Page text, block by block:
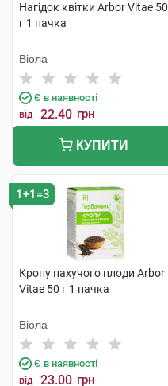
Нагідок квітки Arbor Vitae 50
г 1 пачка
Віола
Є в наявності
від 22.40 грн
КУПИТИ
1+1=3
Кропу пахучого плоди Arbor
Vitae 50 г 1 пачка
Віола
Є в наявності
від 23.00 грн